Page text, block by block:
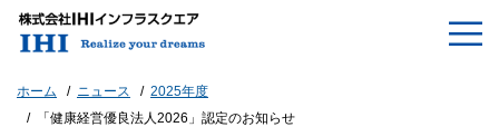
ホーム ニュース
2025年度
「健康経営優良法人2026」認定のお知らせ